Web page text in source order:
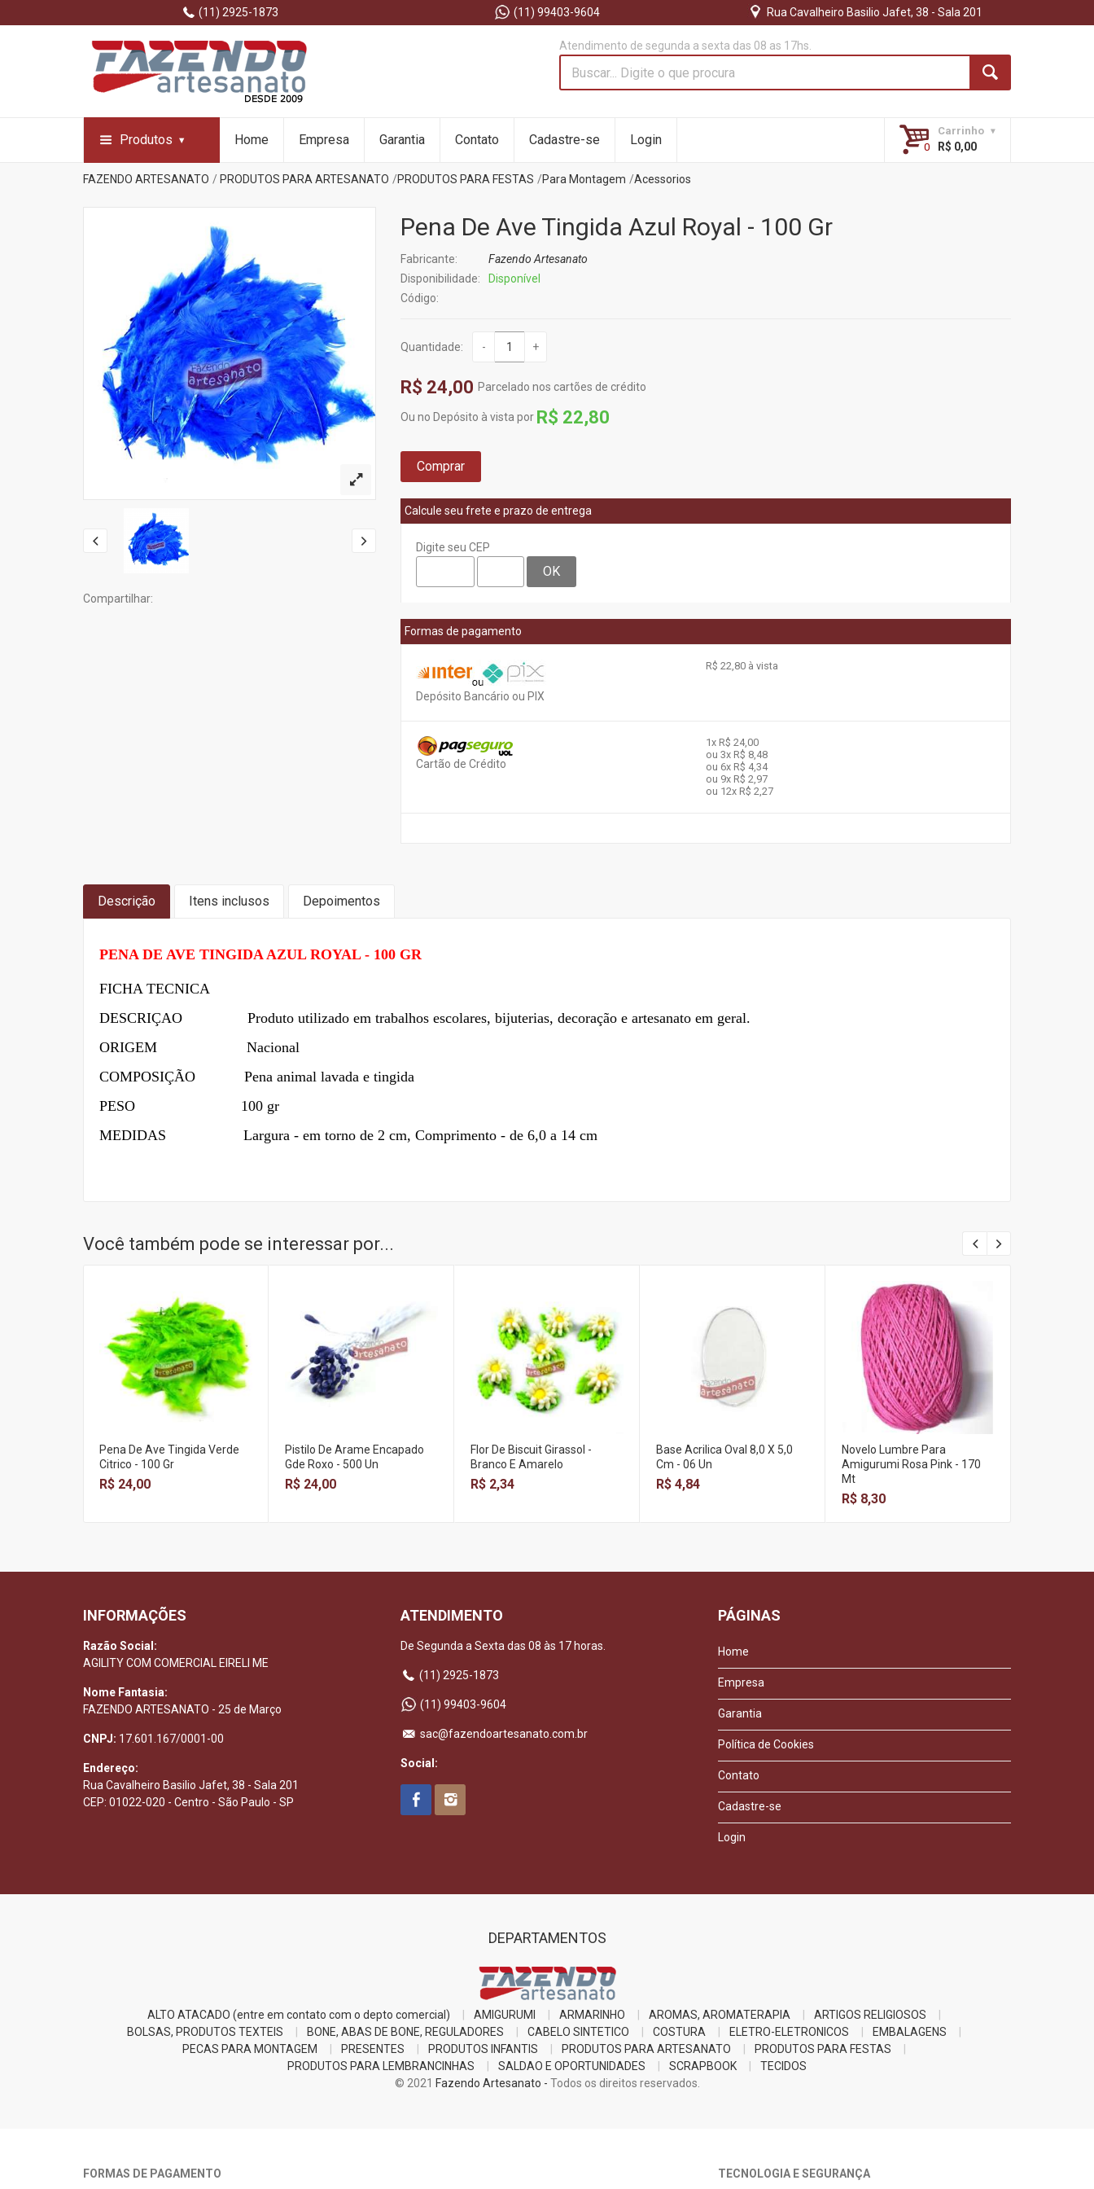
(11) 2925-1873 (11) 99403-9604 Rua Cavalheiro Basilio Jafet, 38 - Sala 201
Atendimento de segunda a sexta das 08 as 17hs.
Produtos Home Empresa Garantia Contato Cadastre-se Login
Carrinho
R$ 0,00
FAZENDO ARTESANATO PRODUTOS PARA ARTESANATO PRODUTOS PARA FESTAS Para Montagem Acessorios
Compartilhar:
Pena De Ave Tingida Azul Royal - 100 Gr
Fabricante:
Fazendo Artesanato
Disponibilidade:
Disponível
Código:
Quantidade: - +
R$ 24,00 Parcelado nos cartões de crédito
Ou no Depósito à vista por R$ 22,80
Comprar
Calcule seu frete e prazo de entrega
Digite seu CEP
OK
Formas de pagamento
Depósito Bancário ou PIX
R$ 22,80 à vista
Cartão de Crédito
1x R$ 24,00
ou 3x R$ 8,48
ou 6x R$ 4,34
ou 9x R$ 2,97
ou 12x R$ 2,27
Descrição Itens inclusos Depoimentos
PENA DE AVE TINGIDA AZUL ROYAL - 100 GR
FICHA TECNICA
DESCRIÇAO Produto utilizado em trabalhos escolares, bijuterias, decoração e artesanato em geral.
ORIGEM Nacional
COMPOSIÇÃO
Pena animal lavada e tingida
PESO 100 gr
MEDIDAS Largura - em torno de 2 cm, Comprimento - de 6,0 a 14 cm
Você também pode se interessar por...
Pena De Ave Tingida Verde
Citrico - 100 Gr
R$ 24,00
Pistilo De Arame Encapado
Gde Roxo - 500 Un
R$ 24,00
Flor De Biscuit Girassol -
Branco E Amarelo
R$ 2,34
Base Acrilica Oval 8,0 X 5,0
Cm - 06 Un
R$ 4,84
Novelo Lumbre Para
Amigurumi Rosa Pink - 170
Mt
R$ 8,30
INFORMAÇÕES
Razão Social:
AGILITY COM COMERCIAL EIRELI ME
Nome Fantasia:
FAZENDO ARTESANATO - 25 de Março
CNPJ: 17.601.167/0001-00
Endereço:
Rua Cavalheiro Basilio Jafet, 38 - Sala 201
CEP: 01022-020 - Centro - São Paulo - SP
ATENDIMENTO
De Segunda a Sexta das 08 às 17 horas.
(11) 2925-1873
(11) 99403-9604
sac@fazendoartesanato.com.br
Social:
PÁGINAS
Home
Empresa
Garantia
Política de Cookies
Contato
Cadastre-se
Login
DEPARTAMENTOS
ALTO ATACADO (entre em contato com o depto comercial) AMIGURUMI ARMARINHO AROMAS, AROMATERAPIA
ARTIGOS RELIGIOSOS
BOLSAS, PRODUTOS TEXTEIS
BONE, ABAS DE BONE, REGULADORES CABELO SINTETICO COSTURA ELETRO-ELETRONICOS
EMBALAGENS
PECAS PARA MONTAGEM
PRESENTES PRODUTOS INFANTIS PRODUTOS PARA ARTESANATO
PRODUTOS PARA FESTAS
PRODUTOS PARA LEMBRANCINHAS
SALDAO E OPORTUNIDADES SCRAPBOOK
TECIDOS
© 2021 Fazendo Artesanato - Todos os direitos reservados.
FORMAS DE PAGAMENTO TECNOLOGIA E SEGURANÇA